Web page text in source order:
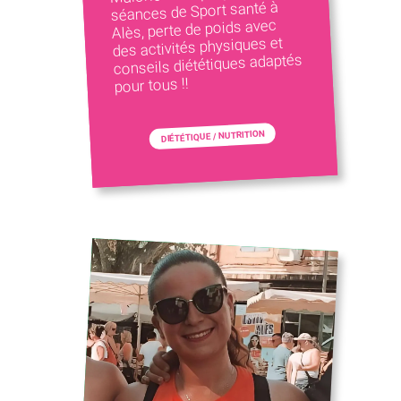
séances de Sport santé à
Alès, perte de poids avec
des activités physiques et
conseils diététiques adaptés
pour tous !!
DIÉTÉTIQUE / NUTRITION